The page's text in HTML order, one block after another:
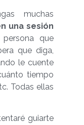
muchas
una sesión
que
que diga,
le cuente
tiempo
Todas ellas
guiarte